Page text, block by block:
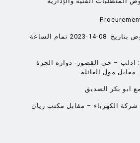
أخر يوم لاستلام العروض بتاريخ 08-14-2023 تمام الساعة
ابو بكر الصديق
الكهرباء – مقابل مكتب ريان